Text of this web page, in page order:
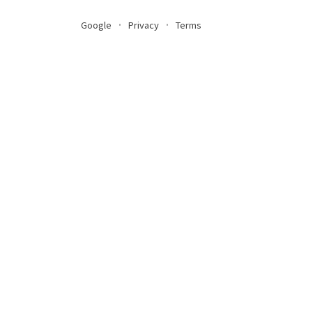
Google Privacy Terms